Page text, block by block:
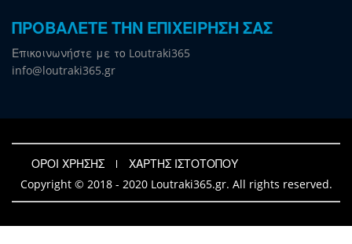
ΠΡΟΒΑΛΕΤΕ ΤΗΝ ΕΠΙΧΕΙΡΗΣΗ ΣΑΣ
Επικοινωνήστε με το Loutraki365
info@loutraki365.gr
ΟΡΟΙ ΧΡΗΣΗΣ
ΧΑΡΤΗΣ ΙΣΤΟΤΟΠΟΥ
Copyright © 2018 - 2020 Loutraki365.gr. All rights reserved.